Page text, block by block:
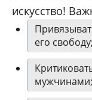
искусство!
его свободу;
мужчинами;